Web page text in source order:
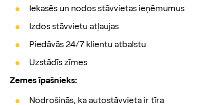
Iekasēs un nodos stāvvietas ieņēmumus
Izdos stāvvietu atļaujas
Piedāvās 24/7 klientu atbalstu
Uzstādīs zīmes
Zemes īpašnieks:
Nodrošinās, ka autostāvvieta ir tīra